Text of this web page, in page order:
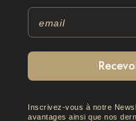
Inscrivez-vous à notre
avantages ainsi que nos